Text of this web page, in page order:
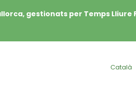
gestionats per Temps Lliure
Català